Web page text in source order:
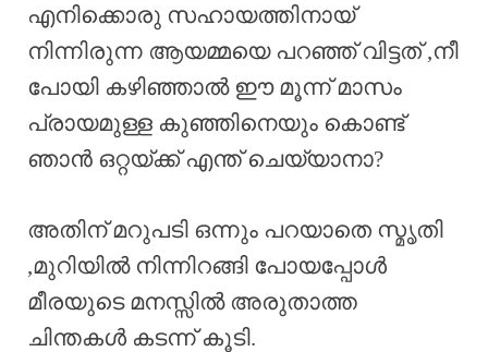
എനിക്കൊരു സഹായത്തിനായ്
നിന്നിരുന്ന ആയമ്മയെ പറഞ്ഞ് വിട്ടത് ,നീ
പോയി കഴിഞ്ഞാൽ ഈ മൂന്ന് മാസം
പ്രായമുള്ള കുഞ്ഞിനെയും കൊണ്ട്
ഞാൻ ഒറ്റയ്ക്ക് എന്ത് ചെയ്യാനാ?
അതിന് മറുപടി ഒന്നും പറയാതെ സ്മൃതി
,മുറിയിൽ നിന്നിറങ്ങി പോയപ്പോൾ
മീരയുടെ മനസ്സിൽ അരുതാത്ത
ചിന്തകൾ കടന്ന് കൂടി.